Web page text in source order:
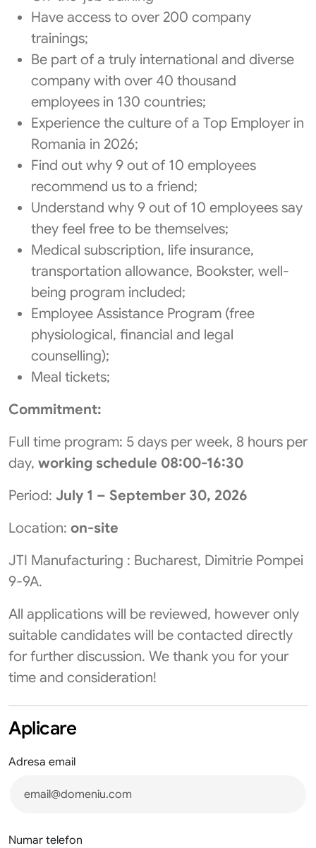
Have access to over 200 company
trainings;
Be part of a truly international and diverse
company with over 40 thousand
employees in 130 countries;
Experience the culture of a Top Employer in
Romania in 2026;
Find out why 9 out of 10 employees
recommend us to a friend;
Understand why 9 out of 10 employees say
they feel free to be themselves;
Medical subscription, life insurance,
transportation allowance, Bookster, well-
being program included;
Employee Assistance Program (free
physiological, financial and legal
counselling);
Meal tickets;
Commitment:
Full time program: 5 days per week, 8 hours per
day, working schedule 08:00-16:30
Period: July 1 – September 30, 2026
Location: on-site
JTI Manufacturing : Bucharest, Dimitrie Pompei
9-9A.
All applications will be reviewed, however only
suitable candidates will be contacted directly
for further discussion. We thank you for your
time and consideration!
Aplicare
Adresa email
Numar telefon